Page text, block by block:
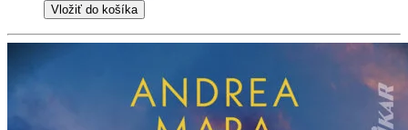
Vložiť do košíka